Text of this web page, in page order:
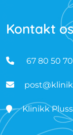
Kontakt
67 80 50 70
Klinikk